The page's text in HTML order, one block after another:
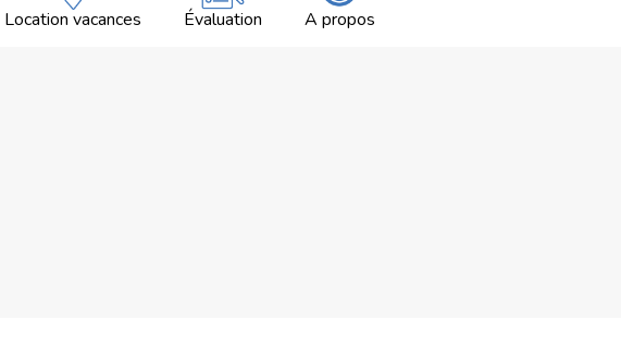
Location vacances Évaluation A propos